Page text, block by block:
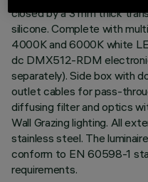
closed by a 3 mm thick
silicone. Complete with
4000K and 6000K white
dc DMX512-RDM
separately). Side box with
outlet cables for pass-
diffusing filter and optics
Wall Grazing lighting. All
stainless steel. The
conform to EN 60598-1
requirements.